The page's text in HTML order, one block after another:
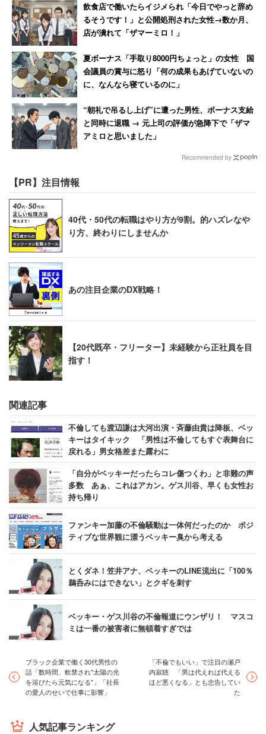
飲食店で働いたらイジメられ「今日でやっと辞め
るそうです！」と公開処刑された女性→数か月、
店が潰れて「ザマーミロ！」
夏ボーナス「手取り8000円ちょっと」の女性 国
会議員の賞与に怒り「何の成果もあげていないの
に、なんなら寝ているのに」
“朝礼で吊るし上げ”に遭った男性、ボーナス支給
と同時に退職 → 元上司の評価が急降下で「ザマ
アミロと思いました」
Recommended by
【PR】注目情報
40代・50代の転職はやり方が9割。的ハズレなや
り方、終わりにしませんか
あの注目企業のDX戦略！
【20代既卒・フリーター】未経験から正社員を目
指す！
関連記事
不倫しても渡辺謙は大河出演・斉藤由貴は降板、ベッ
キーはタイキック 「男性は不倫してもすぐ表舞台に
戻れる」男女格差また露わに
「自分がベッキーだったらコレ傷つくわ」と非難の声
多数 あぁ、これはアカン。ゲス川谷、早くも女性お
持ち帰り
ファンキー加藤の不倫騒動は一体何だったのか ポジ
ティブな世界観に漂うベッキー臭から考える
とくダネ！笠井アナ、ベッキーのLINE流出に「100％
鵜呑みにはできない」とクギを刺す
ベッキー・ゲス川谷の不倫報道にウンザリ！ マスコ
ミは一番の被害者に無頓着すぎでは
ブラック企業で働く30代男性の
話「数時間、軟禁され"太陽の光
を浴びたら元気になる"」「社長
の愛人のせいで仕事に影響」
「不倫でもいい」で注目の瀬戸
内寂聴 「男は代えれば代える
ほど悪くなる」とも忠告してい
た
人気記事ランキング